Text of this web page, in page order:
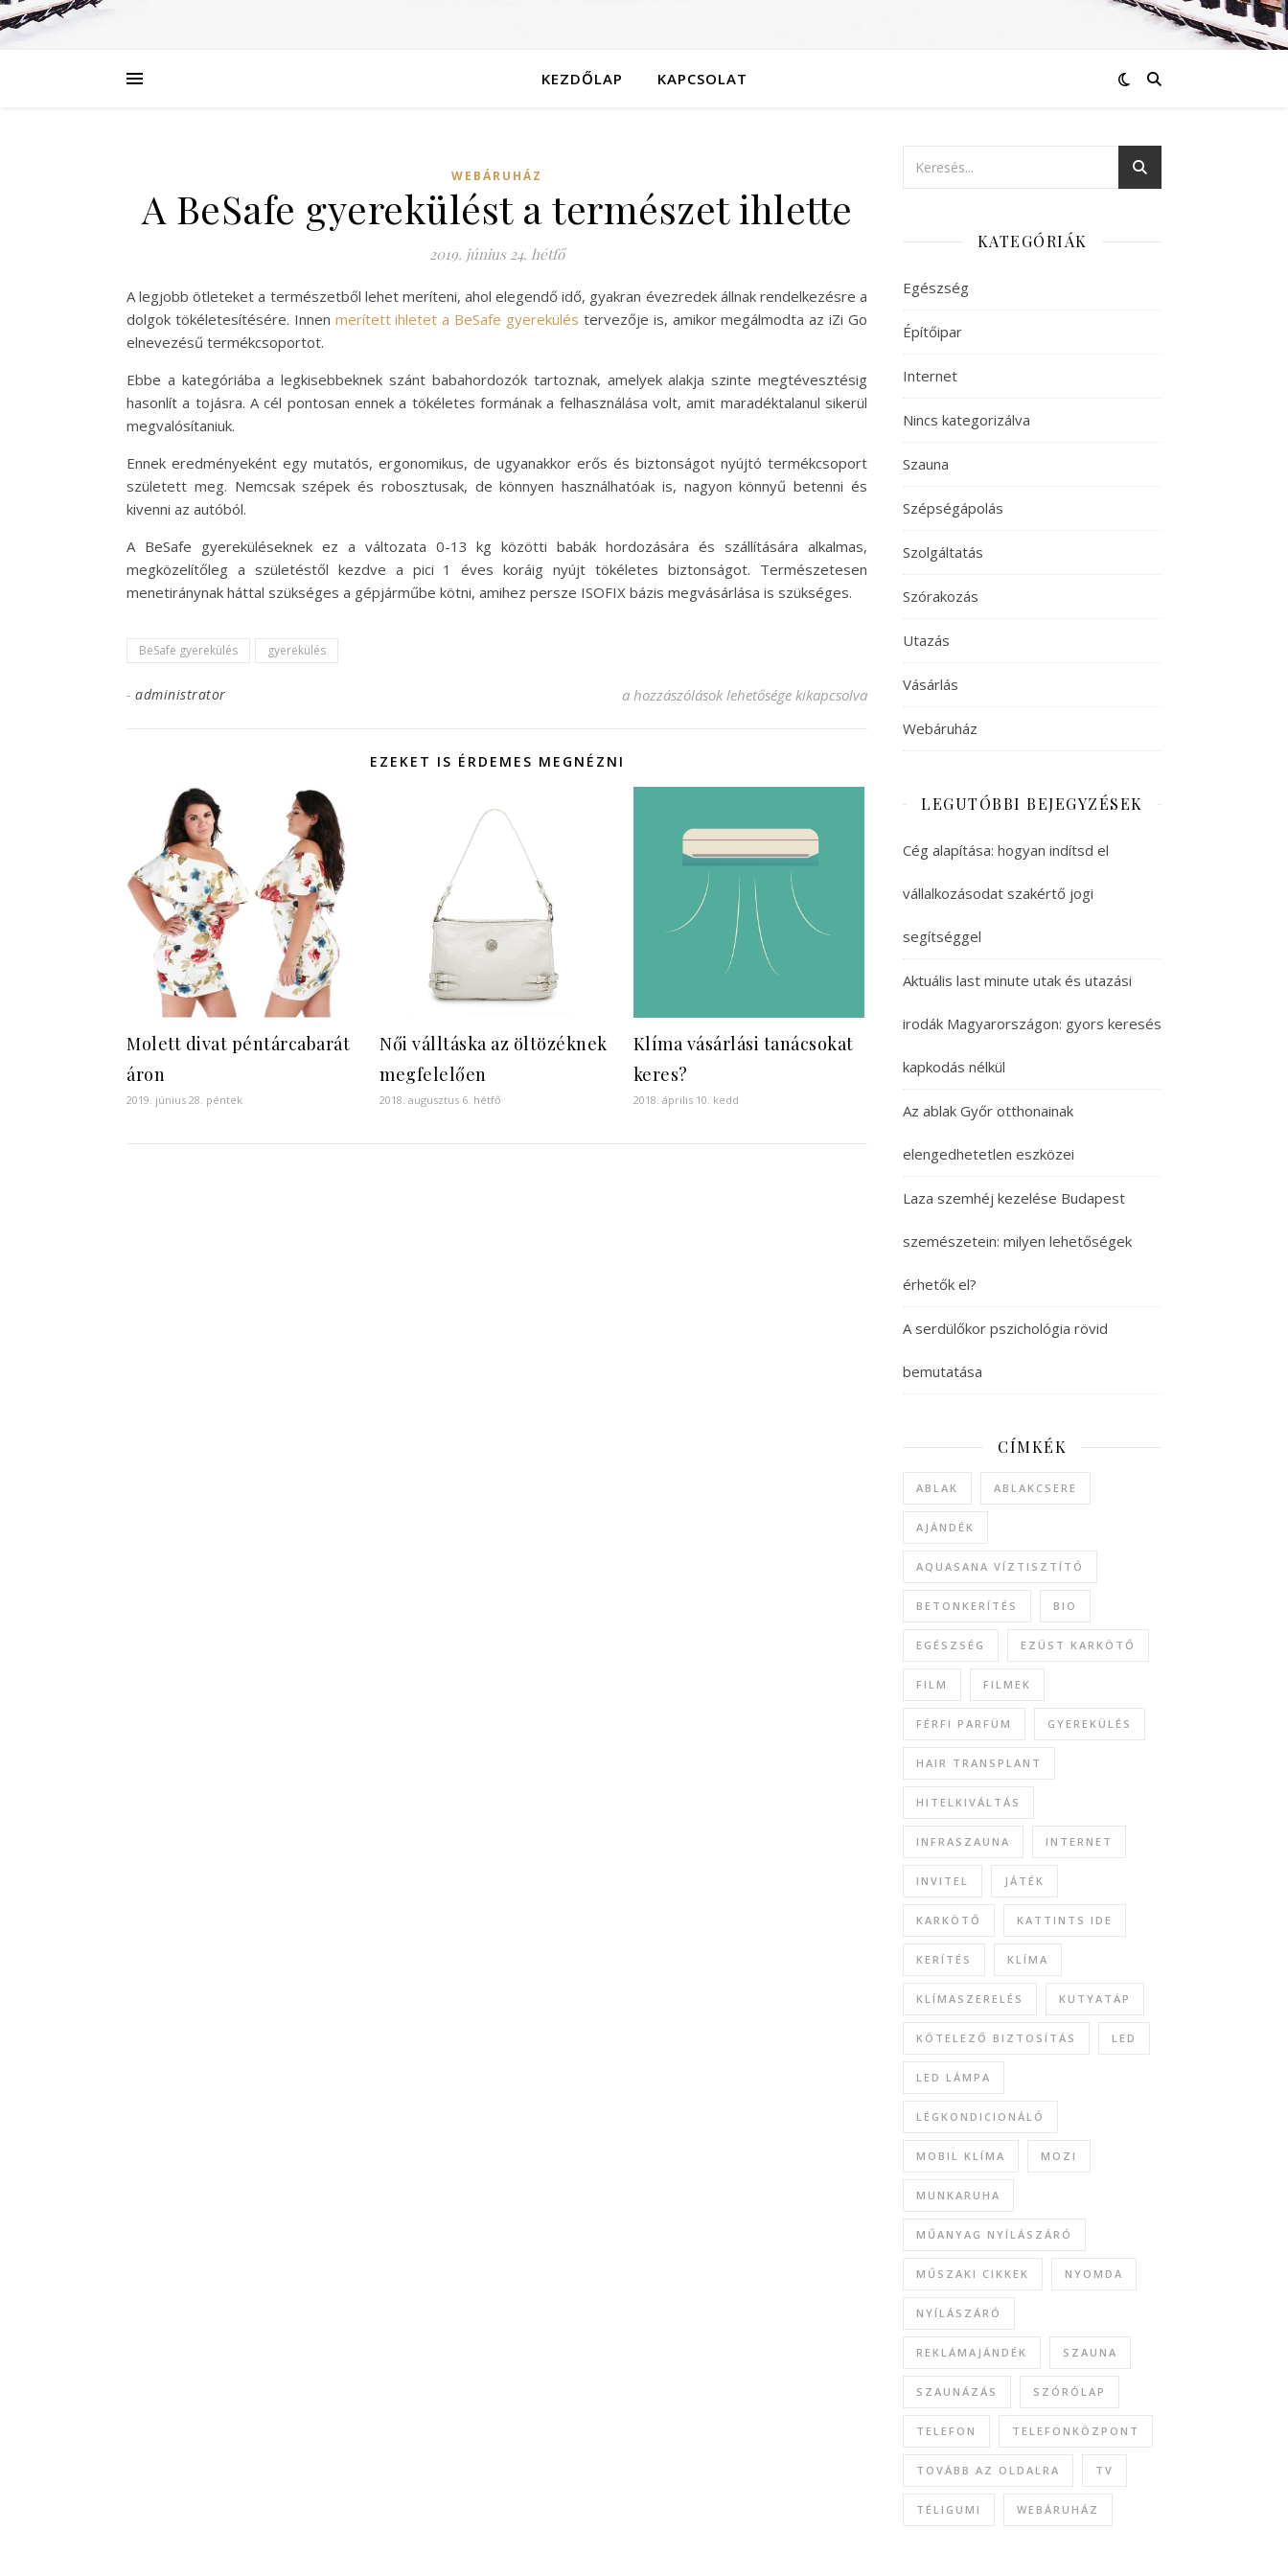
KEZDŐLAP KAPCSOLAT
WEBÁRUHÁZ
A BeSafe gyerekülést a természet ihlette
2019. június 24. hétfő
A legjobb ötleteket a természetből lehet meríteni, ahol elegendő idő, gyakran évezredek állnak rendelkezésre a
dolgok tökéletesítésére. Innen merített ihletet a BeSafe gyerekülés tervezője is, amikor megálmodta az iZi Go
elnevezésű termékcsoportot.
Ebbe a kategóriába a legkisebbeknek szánt babahordozók tartoznak, amelyek alakja szinte megtévesztésig
hasonlít a tojásra. A cél pontosan ennek a tökéletes formának a felhasználása volt, amit maradéktalanul sikerül
megvalósítaniuk.
Ennek eredményeként egy mutatós, ergonomikus, de ugyanakkor erős és biztonságot nyújtó termékcsoport
született meg. Nemcsak szépek és robosztusak, de könnyen használhatóak is, nagyon könnyű betenni és
kivenni az autóból.
A BeSafe gyereküléseknek ez a változata 0-13 kg közötti babák hordozására és szállítására alkalmas,
megközelítőleg a születéstől kezdve a pici 1 éves koráig nyújt tökéletes biztonságot. Természetesen
menetiránynak háttal szükséges a gépjárműbe kötni, amihez persze ISOFIX bázis megvásárlása is szükséges.
BeSafe gyerekülés gyerekülés
- administrator A BeSafe gyerekülést a természet ihlette bejegyzéshez
a hozzászólások lehetősége kikapcsolva
EZEKET IS ÉRDEMES MEGNÉZNI
Molett divat péntárcabarát
áron
2019. június 28. péntek
Női válltáska az öltözéknek
megfelelően
2018. augusztus 6. hétfő
Klíma vásárlási tanácsokat
keres?
2018. április 10. kedd
KATEGÓRIÁK
Egészség
Építőipar
Internet
Nincs kategorizálva
Szauna
Szépségápolás
Szolgáltatás
Szórakozás
Utazás
Vásárlás
Webáruház
LEGUTÓBBI BEJEGYZÉSEK
Cég alapítása: hogyan indítsd el
vállalkozásodat szakértő jogi
segítséggel
Aktuális last minute utak és utazási
irodák Magyarországon: gyors keresés
kapkodás nélkül
Az ablak Győr otthonainak
elengedhetetlen eszközei
Laza szemhéj kezelése Budapest
szemészetein: milyen lehetőségek
érhetők el?
A serdülőkor pszichológia rövid
bemutatása
CÍMKÉK
ABLAK ABLAKCSERE
AJÁNDÉK
AQUASANA VÍZTISZTÍTÓ
BETONKERÍTÉS BIO
EGÉSZSÉG EZÜST KARKÖTŐ
FILM FILMEK
FÉRFI PARFÜM GYEREKÜLÉS
HAIR TRANSPLANT
HITELKIVÁLTÁS
INFRASZAUNA INTERNET
INVITEL JÁTÉK
KARKÖTŐ KATTINTS IDE
KERÍTÉS KLÍMA
KLÍMASZERELÉS KUTYATÁP
KÖTELEZŐ BIZTOSÍTÁS LED
LED LÁMPA
LÉGKONDICIONÁLÓ
MOBIL KLÍMA MOZI
MUNKARUHA
MŰANYAG NYÍLÁSZÁRÓ
MŰSZAKI CIKKEK NYOMDA
NYÍLÁSZÁRÓ
REKLÁMAJÁNDÉK SZAUNA
SZAUNÁZÁS SZÓRÓLAP
TELEFON TELEFONKÖZPONT
TOVÁBB AZ OLDALRA TV
TÉLIGUMI WEBÁRUHÁZ